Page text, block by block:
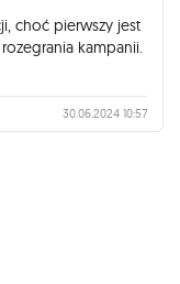
choć pierwszy jest
kampanii.
30.06.2024 10:57